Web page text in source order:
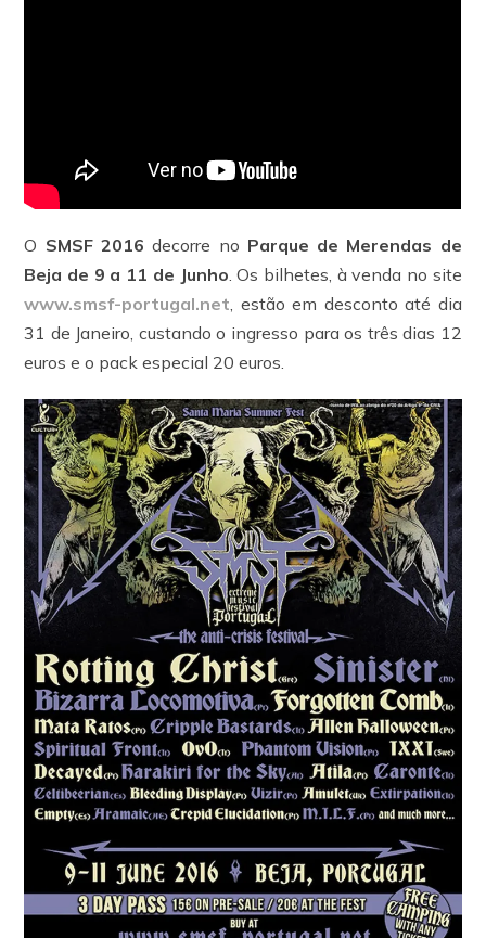
O SMSF 2016 decorre no Parque de Merendas de
Beja de 9 a 11 de Junho. Os bilhetes, à venda no site
www.smsf-portugal.net, estão em desconto até dia
31 de Janeiro, custando o ingresso para os três dias 12
euros e o pack especial 20 euros.